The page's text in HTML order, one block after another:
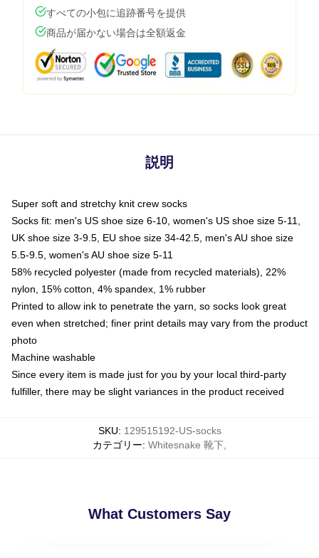
すべての小包に追跡番号を提供
商品が届かない場合は全額返金
説明
Super soft and stretchy knit crew socks
Socks fit: men's US shoe size 6-10, women's US shoe size 5-11,
UK shoe size 3-9.5, EU shoe size 34-42.5, men's AU shoe size
5.5-9.5, women's AU shoe size 5-11
58% recycled polyester (made from recycled materials), 22%
nylon, 15% cotton, 4% spandex, 1% rubber
Printed to allow ink to penetrate the yarn, so socks look great
even when stretched; finer print details may vary from the product
photo
Machine washable
Since every item is made just for you by your local third-party
fulfiller, there may be slight variances in the product received
SKU: 129515192-US-socks
カテゴリー: Whitesnake 靴下
What Customers Say